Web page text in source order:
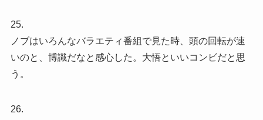
25.
ノブはいろんなバラエティ番組で見た時、頭の回転が速
いのと、博識だなと感心した。大悟といいコンビだと思
う。
26.